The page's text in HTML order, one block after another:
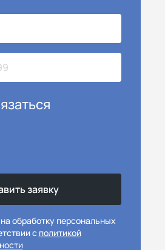
обработку персональных
с политикой